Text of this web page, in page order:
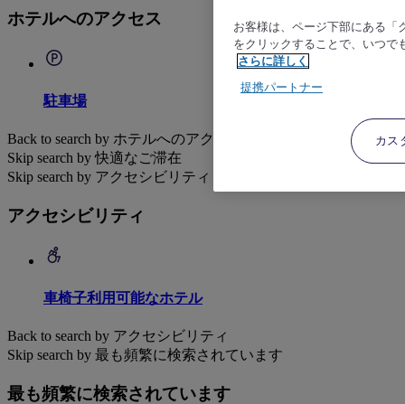
ホテルへのアクセス
駐車場
Back to search by ホテルへのアクセス
Skip search by 快適なご滞在
Skip search by アクセシビリティ
アクセシビリティ
車椅子利用可能なホテル
Back to search by アクセシビリティ
Skip search by 最も頻繁に検索されています
最も頻繁に検索されています
お客様は、ページ下部にある「
をクリックすることで、いつで
さらに詳しく
提携パートナー
カス